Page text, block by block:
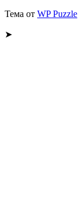
Тема от WP Puzzle
➤